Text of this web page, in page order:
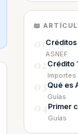
📖
ASNEF
Crédito
Importes
Qué es
Guías
Primer
Guías